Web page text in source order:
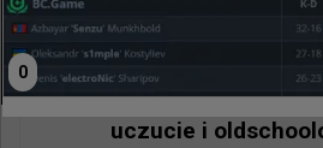
tabseN o wyjątkowych
Esports World Cup:
uczucie i
0